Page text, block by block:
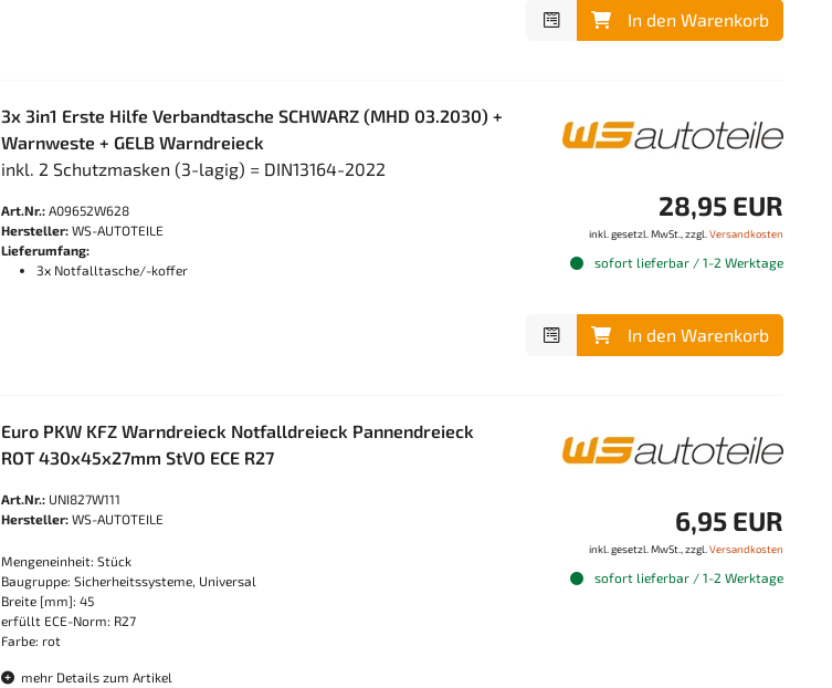
In den Warenkorb
3x 3in1 Erste Hilfe Verbandtasche SCHWARZ (MHD 03.2030) +
Warnweste + GELB Warndreieck
inkl. 2 Schutzmasken (3-lagig) = DIN13164-2022
Art.Nr.: A09652W628
Hersteller: WS-AUTOTEILE
Lieferumfang:
3x Notfalltasche/-koffer
28,95 EUR
inkl. gesetzl. MwSt., zzgl. Versandkosten
sofort lieferbar / 1-2 Werktage
In den Warenkorb
Euro PKW KFZ Warndreieck Notfalldreieck Pannendreieck
ROT 430x45x27mm StVO ECE R27
Art.Nr.: UNI827W111
Hersteller: WS-AUTOTEILE
Mengeneinheit: Stück
Baugruppe: Sicherheitssysteme, Universal
Breite [mm]: 45
erfüllt ECE-Norm: R27
Farbe: rot
mehr Details zum Artikel
6,95 EUR
inkl. gesetzl. MwSt., zzgl. Versandkosten
sofort lieferbar / 1-2 Werktage